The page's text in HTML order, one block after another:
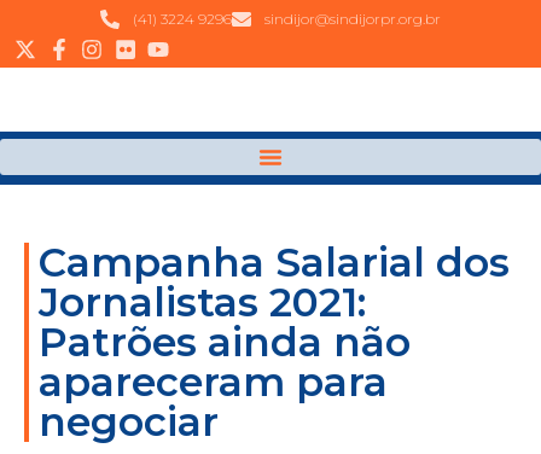
(41) 3224 9296 sindijor@sindijorpr.org.br
Campanha Salarial dos
Jornalistas 2021:
Patrões ainda não
apareceram para
negociar